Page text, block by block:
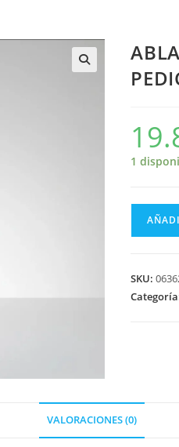
1
SKU:
VALORACIONES (0)